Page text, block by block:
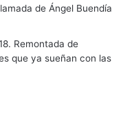
de Ángel Buendía
Remontada de
que ya sueñan con las